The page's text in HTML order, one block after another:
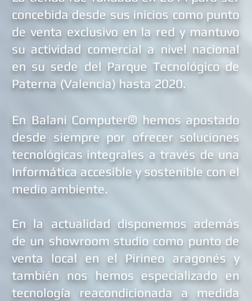
La tienda fue fundada en 2014 para ser
concebida desde sus inicios como punto
de venta exclusivo en la red y mantuvo
su actividad comercial a nivel nacional
en su sede del Parque Tecnológico de
En Balani Computer ®hemos apostado
desde siemprepor ofrecer soluciones
tecnológicas integrales a través de una
Informática accesible y sostenible con el
En la actualidad disponemos además
de un showroom studio como punto de
venta local en el Pirineo aragonés y